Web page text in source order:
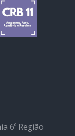
6º Região